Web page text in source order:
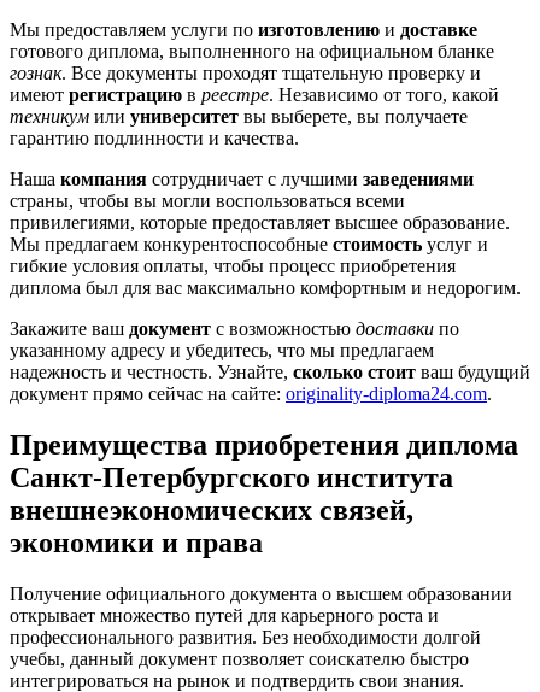
Мы предоставляем услуги по изготовлению и доставке
готового диплома, выполненного на официальном бланке
гознак. Все документы проходят тщательную проверку и
имеют регистрацию в реестре. Независимо от того, какой
техникум или университет вы выберете, вы получаете
гарантию подлинности и качества.
Наша компания сотрудничает с лучшими заведениями
страны, чтобы вы могли воспользоваться всеми
привилегиями, которые предоставляет высшее образование.
Мы предлагаем конкурентоспособные стоимость услуг и
гибкие условия оплаты, чтобы процесс приобретения
диплома был для вас максимально комфортным и недорогим.
Закажите ваш документ с возможностью доставки по
указанному адресу и убедитесь, что мы предлагаем
надежность и честность. Узнайте, сколько стоит ваш будущий
документ прямо сейчас на сайте: originality-diploma24.com.
Преимущества приобретения диплома
Санкт-Петербургского института
внешнеэкономических связей,
экономики и права
Получение официального документа о высшем образовании
открывает множество путей для карьерного роста и
профессионального развития. Без необходимости долгой
учебы, данный документ позволяет соискателю быстро
интегрироваться на рынок и подтвердить свои знания.